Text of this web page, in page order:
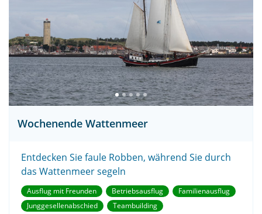
Wochenende Wattenmeer
Entdecken Sie faule Robben, während Sie durch
das Wattenmeer segeln
Ausflug mit Freunden Betriebsausflug
Familienausflug
Junggesellenabschied
Teambuilding